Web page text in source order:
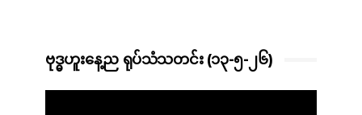
ဗုဒ္ဓဟူးနေ့ည ရုပ်သံသတင်း (၁၃-၅-၂၆)